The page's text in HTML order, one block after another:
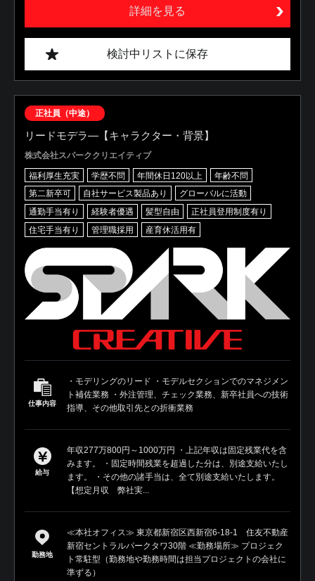
詳細を見る
検討中リストに保存
正社員（中途）
リードモデラ―【キャラクター・背景】
株式会社スパーククリエイティブ
福利厚生充実 学歴不問 年間休日120以上
年齢不問
第二新卒可
自社サービス製品あり
グローバルに活動
通勤手当有り
経験者優遇 髪型自由
正社員登用制度有り
住宅手当有り
管理職採用 産育休活用有
仕事内容
・モデリングのリード ・モデルセクションでのマネジメン
ト補佐業務 ・外注管理、チェック業務、新卒社員への技術
指導、その他取引先との折衝業務
給与
年収277万800円～1000万円 ・上記年収は固定残業代を含
みます。 ・固定時間残業を超過した分は、別途支給いたし
ます。 ・その他の諸手当は、全て別途支給いたします。
【想定月収 弊社実...
勤務地
≪本社オフィス≫ 東京都新宿区西新宿6-18-1 住友不動産
新宿セントラルパークタワ30階 ≪勤務場所≫ プロジェク
ト常駐型（勤務地や勤務時間は担当プロジェクトの会社に
準ずる）